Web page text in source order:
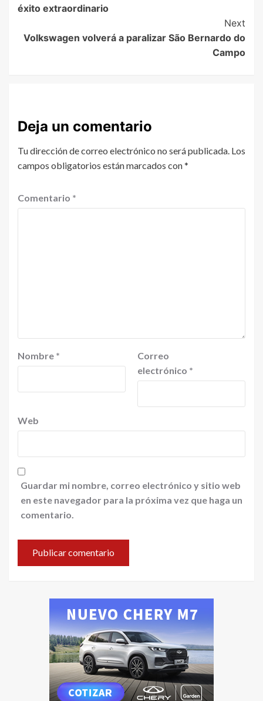
éxito extraordinario
Next
Volkswagen volverá a paralizar São Bernardo do
Campo
Deja un comentario
Tu dirección de correo electrónico no será publicada. Los
campos obligatorios están marcados con*
Comentario *
Nombre *
Correo
electrónico *
Web
Guardar mi nombre, correo electrónico y sitio web
en este navegador para la próxima vez que haga un
comentario.